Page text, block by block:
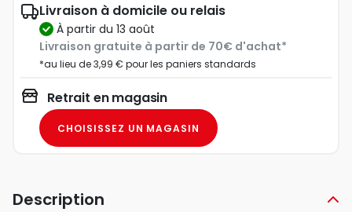
Livraison à domicile ou relais
à partir du 13 août
Livraison gratuite à partir de 70€ d'achat*
*au lieu de 3,99 € pour les paniers standards
Retrait en magasin
CHOISISSEZ UN MAGASIN
Description